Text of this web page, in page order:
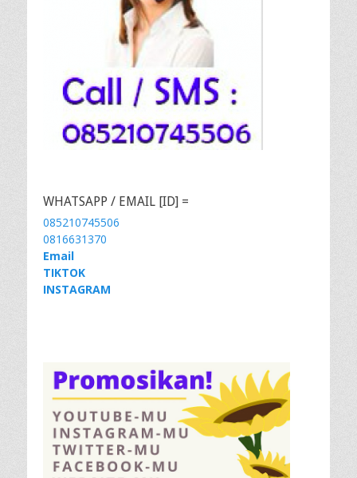
WHATSAPP / EMAIL [ID] =
085210745506
0816631370
Email
TIKTOK
INSTAGRAM